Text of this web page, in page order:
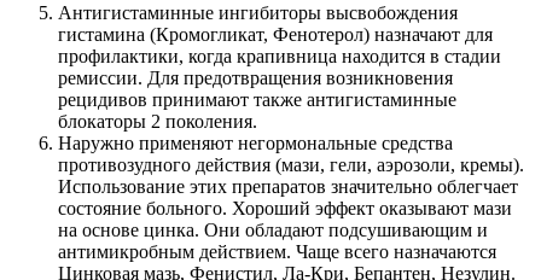
Антигистаминные ингибиторы высвобождения
гистамина (Кромогликат, Фенотерол) назначают для
профилактики, когда крапивница находится в стадии
ремиссии. Для предотвращения возникновения
рецидивов принимают также антигистаминные
блокаторы 2 поколения.
Наружно применяют негормональные средства
противозудного действия (мази, гели, аэрозоли, кремы).
Использование этих препаратов значительно облегчает
состояние больного. Хороший эффект оказывают мази
на основе цинка. Они обладают подсушивающим и
антимикробным действием. Чаще всего назначаются
Цинковая мазь, Фенистил, Ла-Кри, Бепантен, Незулин.